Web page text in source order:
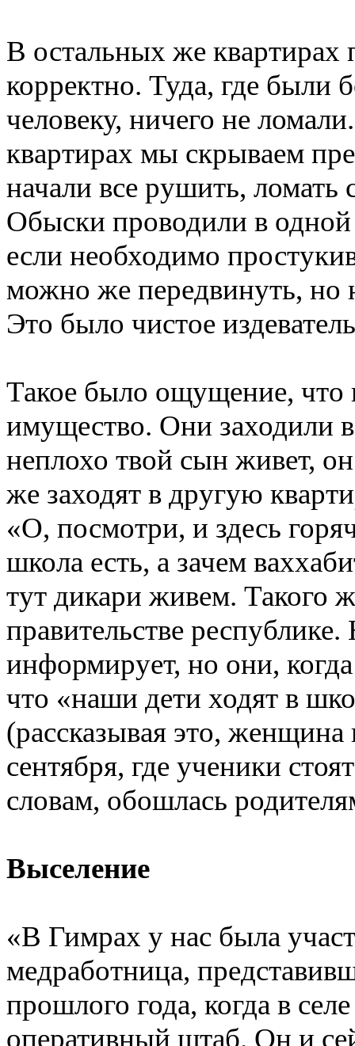
В остальных же квартирах
корректно. Туда, где были
человеку, ничего не
квартирах мы скрываем
начали все рушить,
Обыски проводили в
если необходимо
можно же передвинуть, но
Это было чистое
Такое было ощущение, что
имущество. Они заходили
неплохо твой сын живет,
же заходят в другую
«О, посмотри, и здесь
школа есть, а зачем
тут дикари живем. Такого
правительстве
информирует, но они,
что «наши дети ходят в
(рассказывая это, женщина
сентября, где ученики
словам, обошлась
Выселение
«В Гимрах у нас была
медработница,
прошлого года, когда в
оперативный штаб. Он и